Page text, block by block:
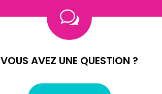
w
VOUS AVEZ UNE QUESTION ?